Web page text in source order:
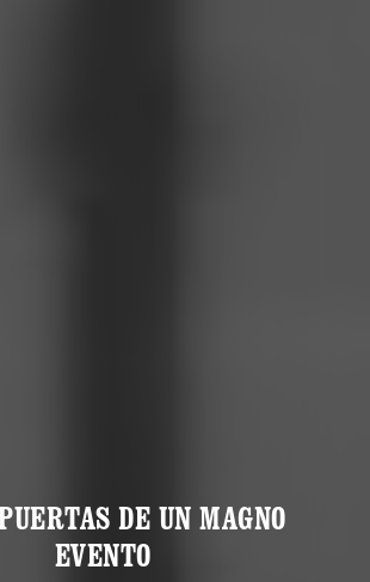
DE UN MAGNO
EVENTO